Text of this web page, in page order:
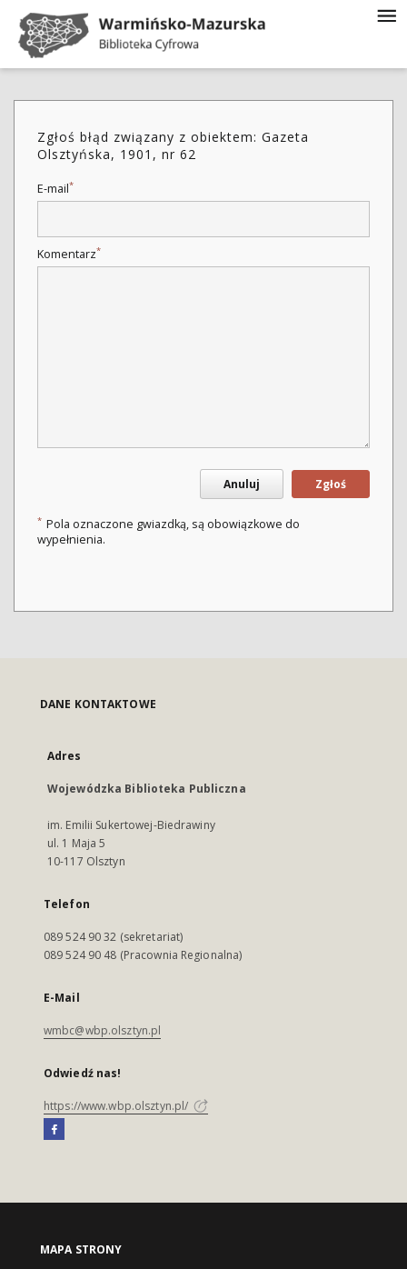
Zgłoś błąd związany z obiektem: Gazeta
Olsztyńska, 1901, nr 62
E-mail*
Komentarz*
Anuluj Zgłoś
* Pola oznaczone gwiazdką, są obowiązkowe do
wypełnienia.
DANE KONTAKTOWE
Adres
Wojewódzka Biblioteka Publiczna
im. Emilii Sukertowej-Biedrawiny
ul. 1 Maja 5
10-117 Olsztyn
Telefon
089 524 90 32 (sekretariat)
089 524 90 48 (Pracownia Regionalna)
E-Mail
wmbc@wbp.olsztyn.pl
Odwiedź nas!
https://www.wbp.olsztyn.pl/
MAPA STRONY